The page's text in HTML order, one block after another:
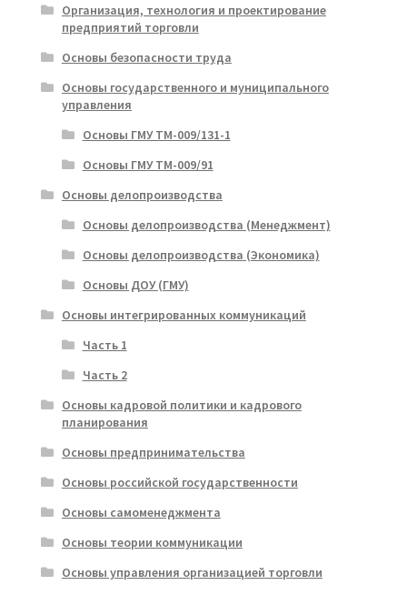
Организация, технология и проектирование
предприятий торговли
Основы безопасности труда
Основы государственного и муниципального
управления
Основы ГМУ ТМ-009/131-1
Основы ГМУ ТМ-009/91
Основы делопроизводства
Основы делопроизводства (Менеджмент)
Основы делопроизводства (Экономика)
Основы ДОУ (ГМУ)
Основы интегрированных коммуникаций
Часть 1
Часть 2
Основы кадровой политики и кадрового
планирования
Основы предпринимательства
Основы российской государственности
Основы самоменеджмента
Основы теории коммуникации
Основы управления организацией торговли